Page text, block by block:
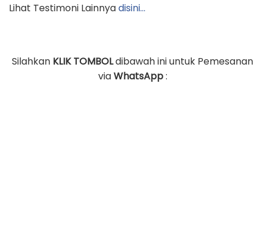
Lihat Testimoni Lainnyadisini…
Silahkan KLIK TOMBOLdibawah ini untuk Pemesanan
viaWhatsApp: